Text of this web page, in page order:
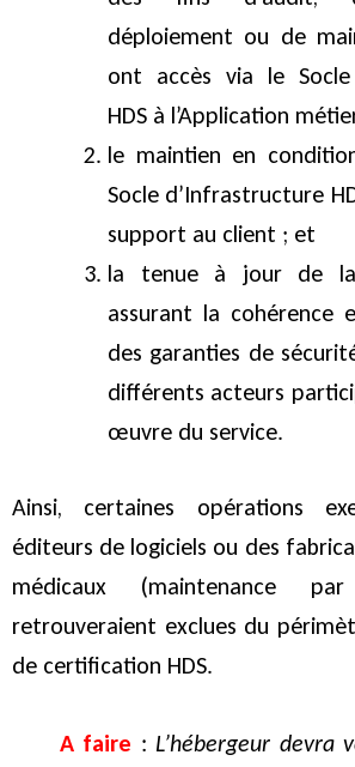
déploiement ou de
ont accès via le Socle
HDS à l’Application
le maintien en
Socle d’Infrastructure
support au client ; et
la tenue à jour de la
assurant la cohérence
des garanties de
différents acteurs
œuvre du service.
Ainsi, certaines opérations
éditeurs de logiciels ou des
médicaux (maintenance
retrouveraient exclues du
de certification HDS.
A faire : L’hébergeur devra